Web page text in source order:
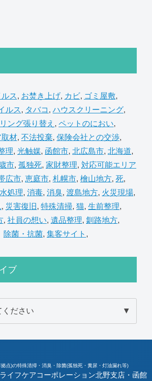
ス, お焚き上げ, カビ, ゴミ屋敷,
ルス, タバコ , ハウスクリーニング,
ング張り替え , ペットのにおい,
取材, 不法投棄, 保険会社との交渉,
理, 光触媒, 函館市, 北広島市, 北海道,
市, 孤独死, 家財整理, 対応可能エリア
広市, 恵庭市, 札幌市, 檜山地方, 死,
処理, 消毒, 消臭, 渡島地方, 火災現場,
, 災害復旧 , 特殊清掃, 猫, 生前整理,
, 社員の想い, 遺品整理, 釧路地方,
除菌・抗菌, 集客サイト ,
ブ
点)の特殊清掃・消臭・除菌(孤独死・糞尿・灯油漏れ等)
イフケアコーポレーション